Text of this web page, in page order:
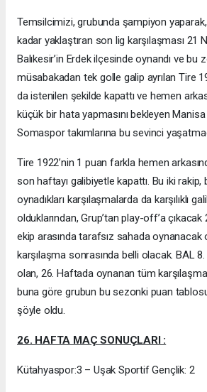
Temsilcimizi, grubunda şampiyon
kadar yaklaştıran son lig karşılaşması 21
Balıkesir’in Erdek ilçesinde oynandı ve bu
müsabakadan tek golle galip ayrılan Tire
da istenilen şekilde kapattı ve hemen
küçük bir hata yapmasını bekleyen
Somaspor takımlarına bu sevinci
Tire 1922’nin 1 puan farkla hemen
son haftayı galibiyetle kapattı. Bu iki rakip,
oynadıkları karşılaşmalarda da karşılıklı
olduklarından, Grup’tan play-off’a çıkacak
ekip arasında tarafsız sahada oynanacak
karşılaşma sonrasında belli olacak. BAL
olan, 26. Haftada oynanan tüm
buna göre grubun bu sezonki puan
şöyle oldu.
26. HAFTA MAÇ SONUÇLARI :
Kütahyaspor:3 – Uşak Sportif Gençlik: 2